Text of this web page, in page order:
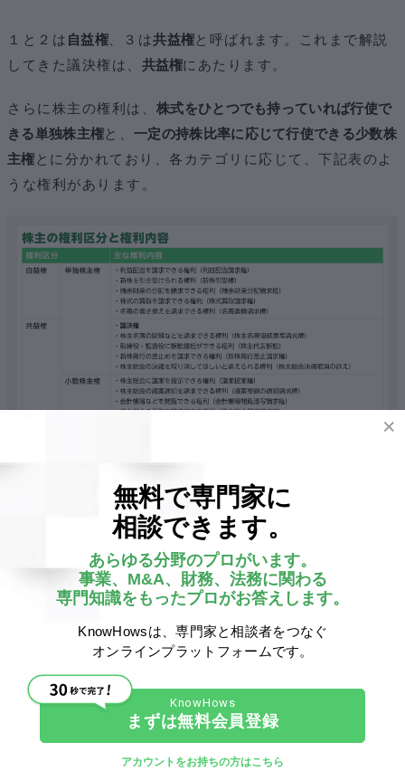
１と２は 自益権、３は共益権と呼ばれます。これまで解説
してきた議決権は、 共益権にあたります。
さらに株主の権利は、 株式をひとつでも持っていれば行使で
きる単独株主権と、一定の持株比率に応じて行使できる少数株
主権 とに分かれており、各カテゴリに応じて、下記表のよ
うな権利があります。
持株比率はこれらの権利に影響をおよぼします。順番に解
説していきましょう。
①単独株主権と持株比率の関係性
単独株主権であっても、議決権のように持株比率の影響が
大きいものがあります。
は、配当（当該企業の剰余金から分配され
無料で専門家に
相談できます。
あらゆる分野のプロがいます。
事業、M&A、財務、法務に関わる
専門知識をもったプロがお答えします。
KnowHowsは、専門家と相談者をつなぐ
オンラインプラットフォームです。
まずは無料会員登録
アカウントをお持ちの方はこちら